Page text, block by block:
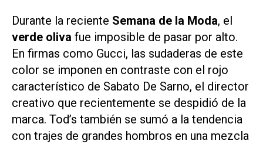
Durante la reciente Semana de la Moda, el
verde oliva fue imposible de pasar por alto.
En firmas como Gucci, las sudaderas de este
color se imponen en contraste con el rojo
característico de Sabato De Sarno, el director
creativo que recientemente se despidió de la
marca. Tod’s también se sumó a la tendencia
con trajes de grandes hombros en una mezcla